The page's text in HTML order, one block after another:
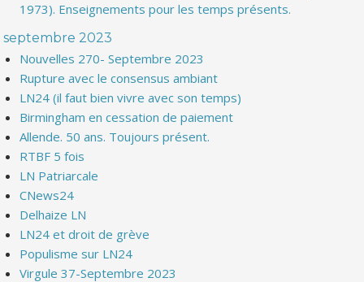
1973). Enseignements pour les temps présents.
septembre 2023
Nouvelles 270- Septembre 2023
Rupture avec le consensus ambiant
LN24 (il faut bien vivre avec son temps)
Birmingham en cessation de paiement
Allende. 50 ans. Toujours présent.
RTBF 5 fois
LN Patriarcale
CNews24
Delhaize LN
LN24 et droit de grève
Populisme sur LN24
Virgule 37-Septembre 2023